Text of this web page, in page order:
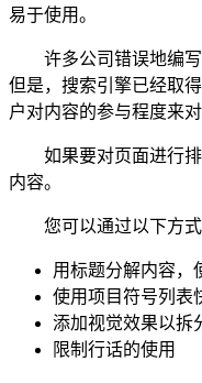
易于使用。
许多公司错误地编
但是，搜索引擎已经取
户对内容的参与程度来
如果要对页面进行
内容。
您可以通过以下方式
用标题分解内容，
使用项目符号列表
添加视觉效果以拆
限制行话的使用